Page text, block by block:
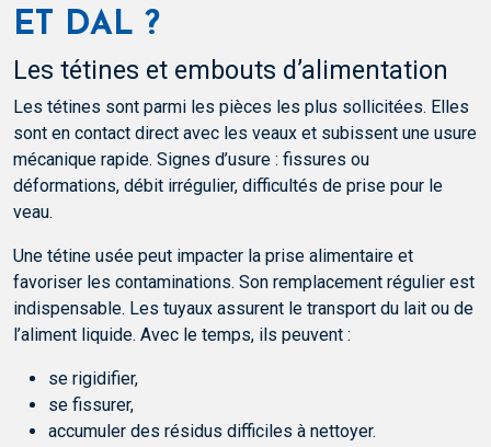
ET DAL ?
Les tétines et embouts d’alimentation
Les tétines sont parmi les pièces les plus sollicitées. Elles
sont en contact direct avec les veaux et subissent une usure
mécanique rapide. Signes d’usure : fissures ou
déformations, débit irrégulier, difficultés de prise pour le
veau.
Une tétine usée peut impacter la prise alimentaire et
favoriser les contaminations. Son remplacement régulier est
indispensable. Les tuyaux assurent le transport du lait ou de
l’aliment liquide. Avec le temps, ils peuvent :
se rigidifier,
se fissurer,
accumuler des résidus difficiles à nettoyer.